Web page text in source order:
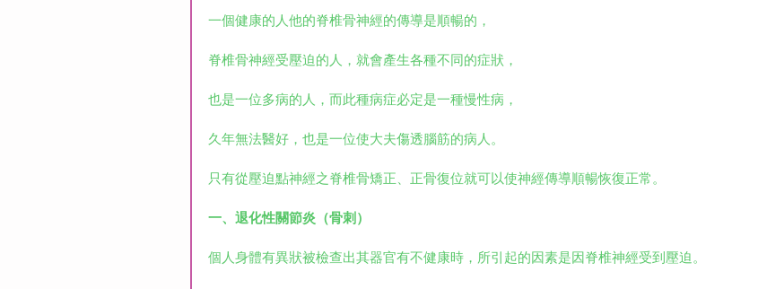
一個健康的人他的脊椎骨神經的傳導是順暢的，
脊椎骨神經受壓迫的人，就會產生各種不同的症狀，
也是一位多病的人，而此種病症必定是一種慢性病，
久年無法醫好，也是一位使大夫傷透腦筋的病人。
只有從壓迫點神經之脊椎骨矯正、正骨復位就可以使神經傳導順暢恢復正常。
一、退化性關節炎（骨刺）
個人身體有異狀被檢查出其器官有不健康時，所引起的因素是因脊椎神經受到壓迫。